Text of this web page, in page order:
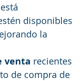
disponibles
la
venta recientes
de compra de